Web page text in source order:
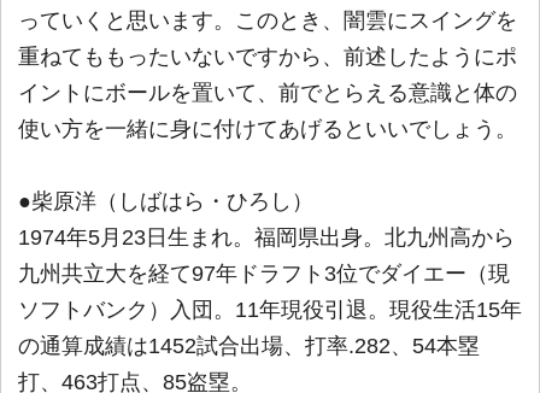
っていくと思います。このとき、闇雲にスイングを
重ねてももったいないですから、前述したようにポ
イントにボールを置いて、前でとらえる意識と体の
使い方を一緒に身に付けてあげるといいでしょう。
●柴原洋（しばはら・ひろし）
1974年5月23日生まれ。福岡県出身。北九州高から
九州共立大を経て97年ドラフト3位でダイエー（現
ソフトバンク）入団。11年現役引退。現役生活15年
の通算成績は1452試合出場、打率.282、54本塁
打、463打点、85盗塁。